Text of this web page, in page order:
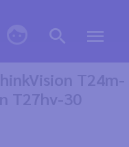
T24m-
T27hv-30